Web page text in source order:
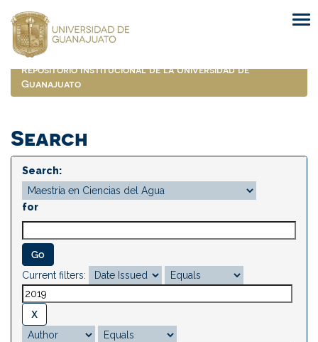
navigation
Repositorio Institucional de la Universidad de
Guanajuato
Search
Search:
for
Current filters: